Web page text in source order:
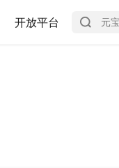
开放平台